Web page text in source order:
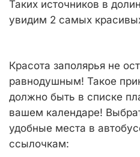
Таких источников в
увидим 2 самых
Красота заполярья не
равнодушным! Такое
должно быть в списке
вашем календаре!
удобные места в
ссылочкам: